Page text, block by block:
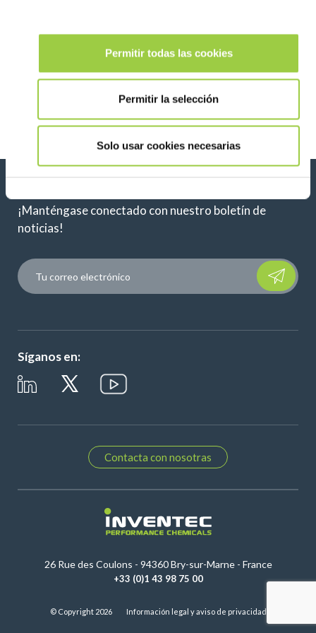
Permitir todas las cookies
Permitir la selección
Solo usar cookies necesarias
Proceso en fase vapor Alta capacidad de limpieza…
¡Manténgase conectado con nuestro boletín de
noticias!
Please leave
Síganos en:
Contacta con nosotras
26 Rue des Coulons - 94360 Bry-sur-Marne - France
+33 (0)1 43 98 75 00
© Copyright 2026 Información legal y aviso de privacidad